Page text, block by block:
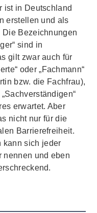
ist in Deutschland
erstellen und als
Die Bezeichnungen
sind in
gilt zwar auch für
oder „Fachmann“
bzw. die Fachfrau),
erwartet. Aber
nicht nur für die
Barrierefreiheit.
kann sich jeder
nennen und eben